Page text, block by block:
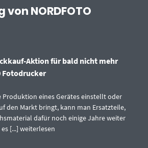
von NORDFOTO
Aktion für bald nicht mehr
Fotodrucker
Produktion eines Gerätes einstellt oder
den Markt bringt, kann man Ersatzteile,
dafür noch einige Jahre weiter
[...]weiterlesen